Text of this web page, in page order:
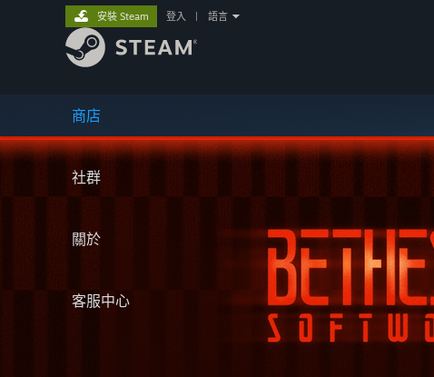
商店
社群
關於
客服中心
安裝 Steam 登入 語言